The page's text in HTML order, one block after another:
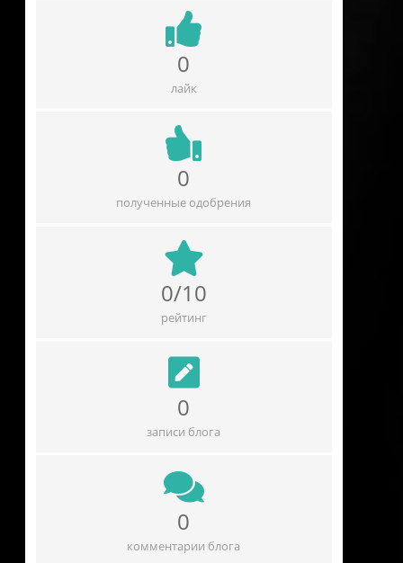
0
лайк
0
полученные одобрения
0/10
рейтинг
0
записи блога
0
комментарии блога